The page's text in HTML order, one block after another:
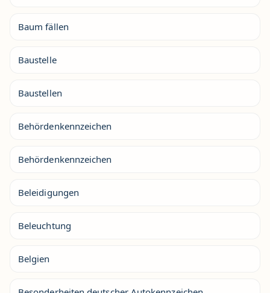
Baum fällen
Baustelle
Baustellen
Behördenkennzeichen
Behördenkennzeichen
Beleidigungen
Beleuchtung
Belgien